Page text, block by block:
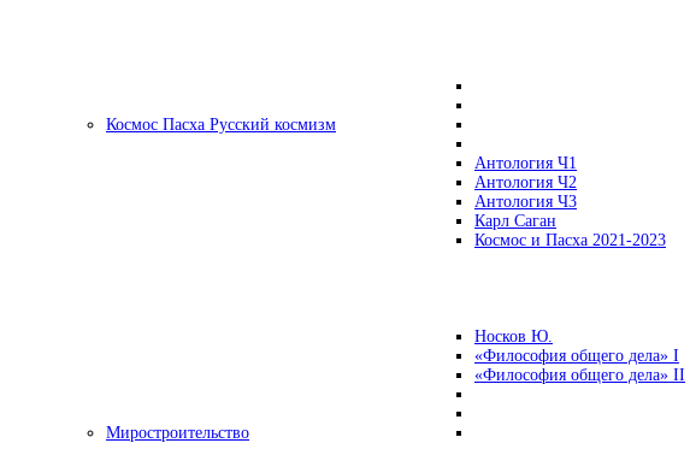
Космос Пасха Русский космизм
Антология Ч1
Антология Ч2
Антология Ч3
Карл Саган
Космос и Пасха 2021-2023
Носков Ю.
«Философия общего дела» I
«Философия общего дела» II
Миростроительство